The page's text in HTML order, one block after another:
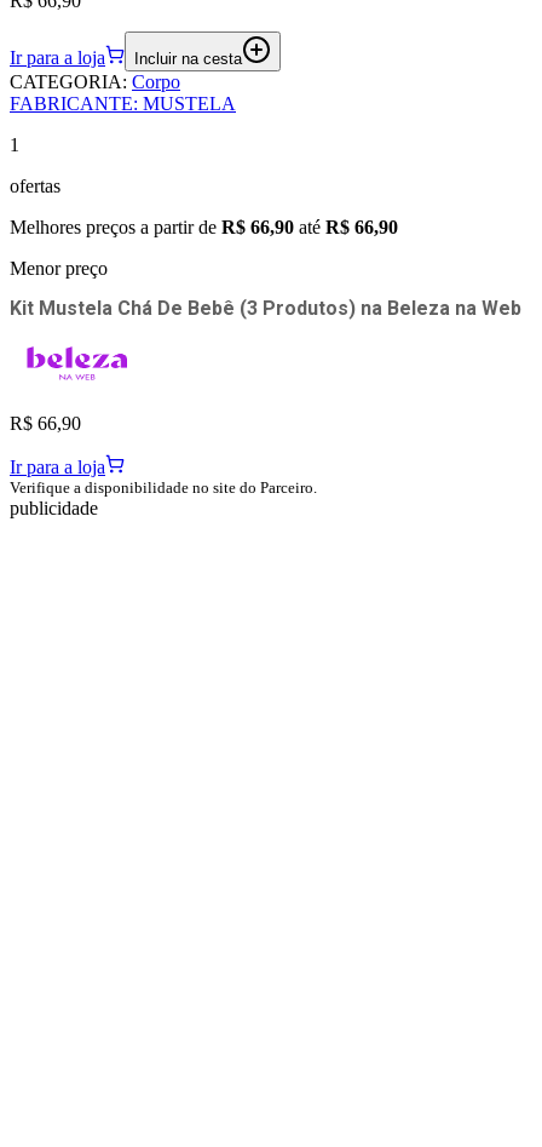
Ir para a loja Incluir na cesta
CATEGORIA: Corpo
FABRICANTE: MUSTELA
1
ofertas
Melhores preços a partir de R$ 66,90 até R$ 66,90
Menor preço
Kit Mustela Chá De Bebê (3 Produtos) na Beleza na Web
R$ 66,90
Ir para a loja
Verifique a disponibilidade no site do Parceiro.
publicidade